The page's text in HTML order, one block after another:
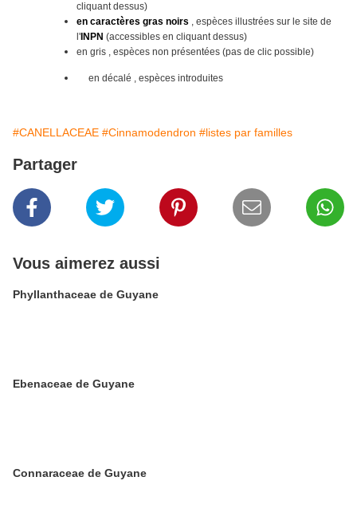
cliquant dessus)
en caractères gras noirs , espèces illustrées sur le site de
l' INPN (accessibles en cliquant dessus)
en gris , espèces non présentées (pas de clic possible)
en décalé , espèces introduites
#CANELLACEAE #Cinnamodendron #listes par familles
Partager
Vous aimerez aussi
Phyllanthaceae de Guyane
Ebenaceae de Guyane
Connaraceae de Guyane